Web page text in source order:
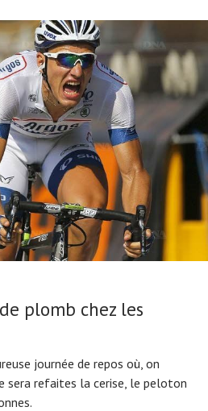
plomb chez les
journée de repos où, on
sera refaites la cerise, le peloton